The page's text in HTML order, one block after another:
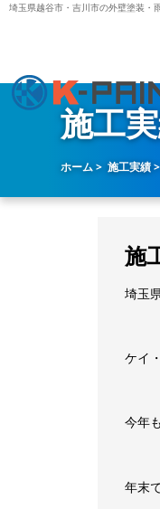
埼玉県越谷市・吉川市の外壁塗装・
施工
ホーム 施工実績
施
埼玉
ケイ
今年
年末